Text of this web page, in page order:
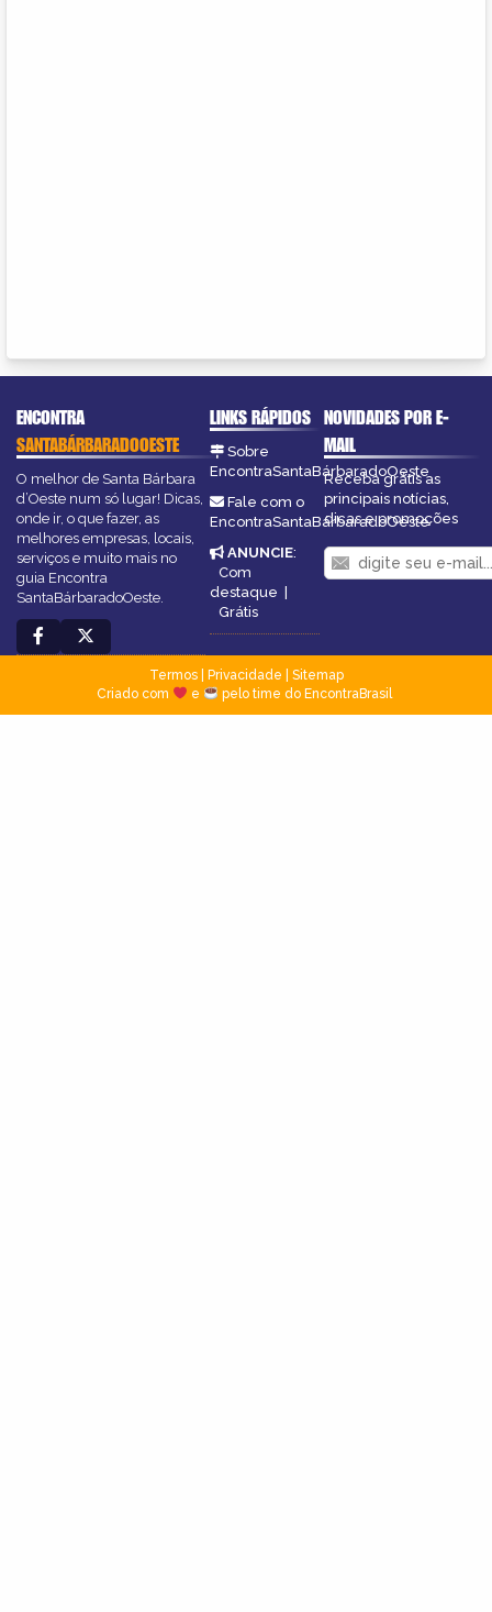
ENCONTRA
SANTABÁRBARADOOESTE
O melhor de Santa Bárbara
d’Oeste num só lugar! Dicas,
onde ir, o que fazer, as
melhores empresas, locais,
serviços e muito mais no
guia Encontra
SantaBárbaradoOeste.
LINKS RÁPIDOS
Sobre
EncontraSantaBárbaradoOeste
Fale com o
EncontraSantaBárbaradoOeste
ANUNCIE:
Com
destaque |
Grátis
NOVIDADES POR E-
MAIL
Receba grátis as
principais notícias,
dicas e promoções
Termos| Privacidade
Sitemap
Criado com
e pelo time do EncontraBrasil